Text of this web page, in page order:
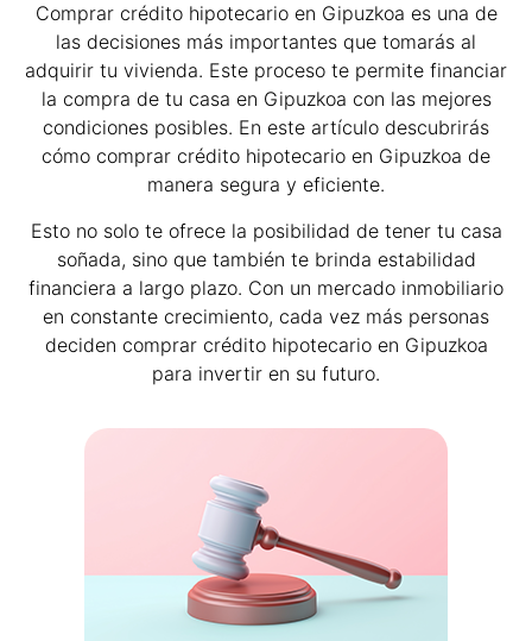
Comprar crédito hipotecario en Gipuzkoa es una de
las decisiones más importantes que tomarás al
adquirir tu vivienda. Este proceso te permite financiar
la compra de tu casa en Gipuzkoa con las mejores
condiciones posibles. En este artículo descubrirás
cómo comprar crédito hipotecario en Gipuzkoa de
manera segura y eficiente.
Esto no solo te ofrece la posibilidad de tener tu casa
soñada, sino que también te brinda estabilidad
financiera a largo plazo. Con un mercado inmobiliario
en constante crecimiento, cada vez más personas
deciden comprar crédito hipotecario en Gipuzkoa
para invertir en su futuro.